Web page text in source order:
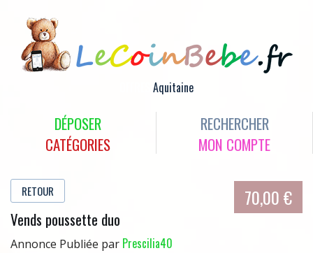
Aquitaine
DÉPOSER
RECHERCHER
CATÉGORIES
MON COMPTE
RETOUR
Vends poussette duo
Annonce Publiée par Prescilia40
70,00 €